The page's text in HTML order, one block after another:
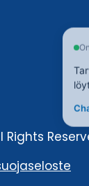
Rights